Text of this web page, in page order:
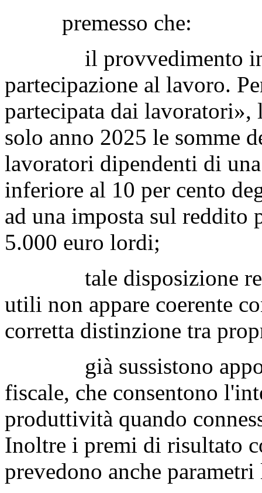
premesso che:
il provvedimento in
partecipazione al lavoro.
partecipata dai
solo anno 2025 le somme
lavoratori dipendenti di
inferiore al 10 per cento
ad una imposta sul
5.000 euro lordi;
tale disposizione
utili non appare coerente
corretta distinzione tra
già sussistono
fiscale, che consentono
produttività quando
Inoltre i premi di risultato
prevedono anche